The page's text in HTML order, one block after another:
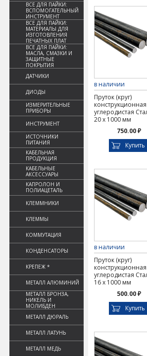
ВСЕ ДЛЯ ПАЙКИ:
ВСПОМОГАТЕЛЬНЫЙ
ИНСТРУМЕНТ
ВСЕ ДЛЯ ПАЙКИ:
МАТЕРИАЛЫ ДЛЯ
ИЗГОТОВЛЕНИЯ
ПЕЧАТНЫХ ПЛАТ
ВСЕ ДЛЯ ПАЙКИ:
МАСЛА, СМАЗКИ И
ЗАЩИТНЫЕ
ПОКРЫТИЯ
ДАТЧИКИ
ДИОДЫ
ИЗМЕРИТЕЛЬНЫЕ
ПРИБОРЫ
ИНСТРУМЕНТ
ИСТОЧНИКИ
ПИТАНИЯ
КАБЕЛЬНАЯ
ПРОДУКЦИЯ
КАБЕЛЬНЫЕ
АКСЕССУАРЫ
КАПРОЛОН И
ПОЛИАЦЕТАЛЬ
КЛЕММНИКИ
КЛЕММЫ
КОММУТАЦИЯ
КОНДЕНСАТОРЫ
КРЕПЕЖ *
МЕТАЛЛ АЛЮМИНИЙ
МЕТАЛЛ БРОНЗА,
НИКЕЛЬ И
МОЛИБДЕН
МЕТАЛЛ ДЮРАЛЬ
МЕТАЛЛ ЛАТУНЬ
МЕТАЛЛ МЕДЬ
в наличии
Пруток (круг)
конструкционная
углеродистая
20 х 1000 мм
750.00 ₽
Купить
в наличии
Пруток (круг)
конструкционная
углеродистая
16 х 1000 мм
500.00 ₽
Купить